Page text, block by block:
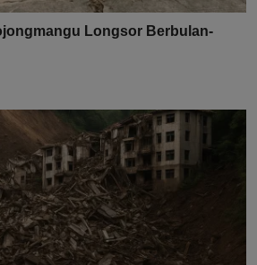
Longsor Berbulan-